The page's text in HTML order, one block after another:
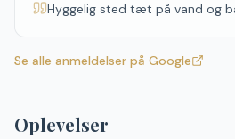
Hyggelig sted tæt på vand og
Se alle anmeldelser på Google
Oplevelser